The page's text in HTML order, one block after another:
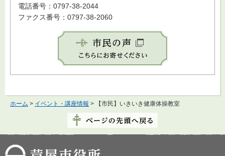
電話番号：0797-38-2044
ファクス番号：0797-38-2060
ホーム > イベント・講座情報 > 【市民】いきいき健康体操教室
芦屋市役所